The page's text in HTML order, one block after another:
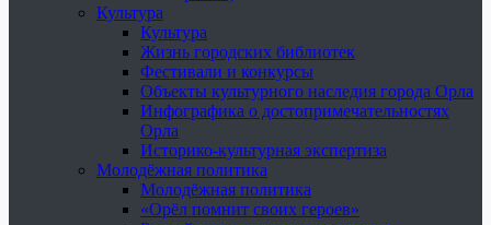
Культура
Культура
Жизнь городских библиотек
Фестивали и конкурсы
Объекты культурного наследия города Орла
Инфографика о достопримечательностях
Орла
Историко-культурная экспертиза
Молодёжная политика
Молодёжная политика
«Орёл помнит своих героев»